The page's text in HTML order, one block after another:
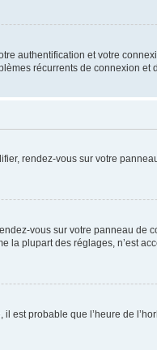
authentification et votre
récurrents de connexion
rendez-vous sur votre
vous sur votre panneau de
plupart des réglages, n’est
est probable que l’heure de